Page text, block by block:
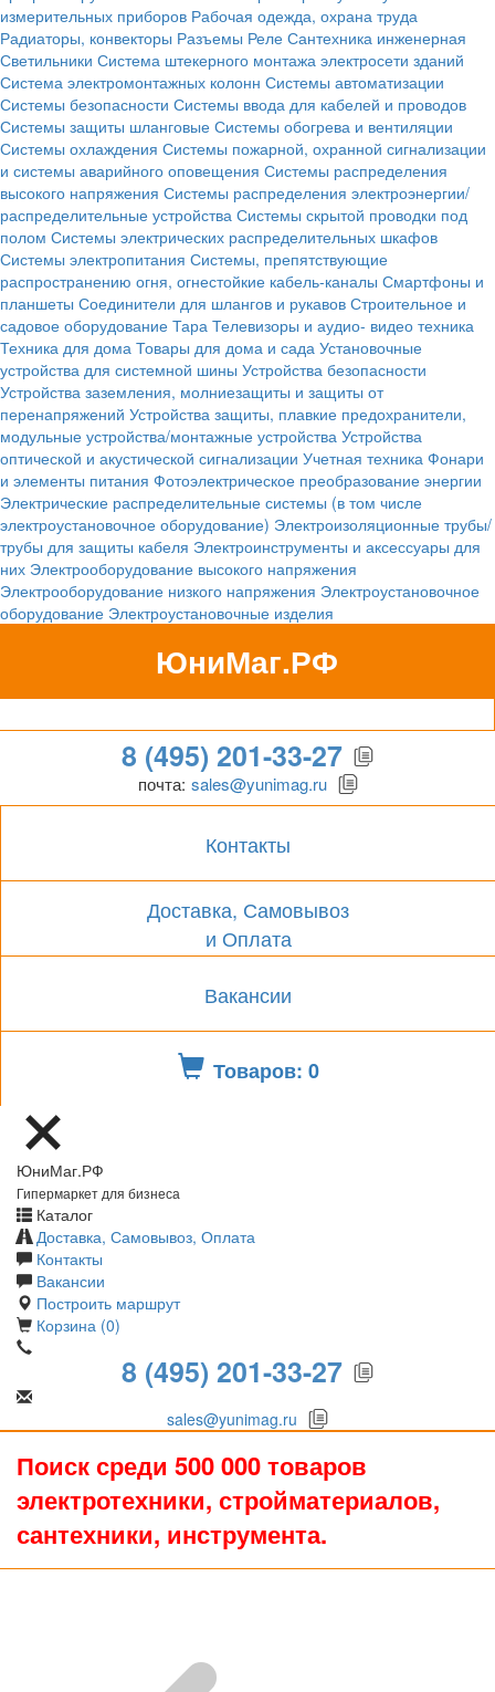
измерительных приборов Рабочая одежда, охрана труда
Радиаторы, конвекторы Разъемы Реле Сантехника инженерная
Светильники Система штекерного монтажа электросети зданий
Система электромонтажных колонн Системы автоматизации
Системы безопасности Системы ввода для кабелей и проводов
Системы защиты шланговые Системы обогрева и вентиляции
Системы охлаждения Системы пожарной, охранной сигнализации
и системы аварийного оповещения Системы распределения
высокого напряжения Системы распределения электроэнергии/
распределительные устройства Системы скрытой проводки под
полом Системы электрических распределительных шкафов
Системы электропитания Системы, препятствующие
распространению огня, огнестойкие кабель-каналы Смартфоны и
планшеты Соединители для шлангов и рукавов Строительное и
садовое оборудование Тара Телевизоры и аудио- видео техника
Техника для дома Товары для дома и сада Установочные
устройства для системной шины Устройства безопасности
Устройства заземления, молниезащиты и защиты от
перенапряжений Устройства защиты, плавкие предохранители,
модульные устройства/монтажные устройства Устройства
оптической и акустической сигнализации Учетная техника Фонари
и элементы питания Фотоэлектрическое преобразование энергии
Электрические распределительные системы (в том числе
электроустановочное оборудование) Электроизоляционные трубы/
трубы для защиты кабеля Электроинструменты и аксессуары для
них Электрооборудование высокого напряжения
Электрооборудование низкого напряжения Электроустановочное
оборудование Электроустановочные изделия
ЮниМаг.РФ
Гипермаркет для бизнеса
8 (495) 201-33-27
почта: sales@yunimag.ru
Контакты
Доставка, Самовывоз
и Оплата
Вакансии
Товаров: 0
ЮниМаг.РФ
Гипермаркет для бизнеса
Каталог
Доставка, Самовывоз, Оплата
Контакты
Вакансии
Построить маршрут
Корзина (0)
8 (495) 201-33-27
sales@yunimag.ru
Поиск среди 500 000 товаров
электротехники, стройматериалов,
сантехники, инструмента.